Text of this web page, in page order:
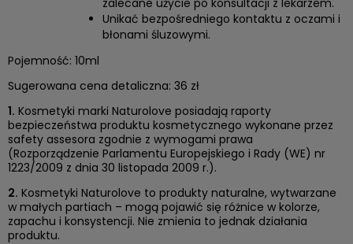
Unikać bezpośredniego kontaktu z oczami i
błonami śluzowymi.
Pojemność: 10ml
Sugerowana cena detaliczna: 36 zł
1. Kosmetyki marki Naturolove posiadają raporty
bezpieczeństwa produktu kosmetycznego wykonane przez
safety assesora zgodnie z wymogami prawa
(Rozporządzenie Parlamentu Europejskiego i Rady (WE) nr
1223/2009 z dnia 30 listopada 2009 r.).
2. Kosmetyki Naturolove to produkty naturalne, wytwarzane
w małych partiach – mogą pojawić się różnice w kolorze,
zapachu i konsystencji. Nie zmienia to jednak działania
produktu.